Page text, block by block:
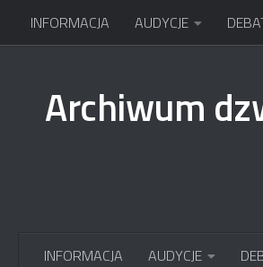
Przejdź do treści
INFORMACJA AUDYCJE
Archiwum
INFORMACJA AUDYCJE